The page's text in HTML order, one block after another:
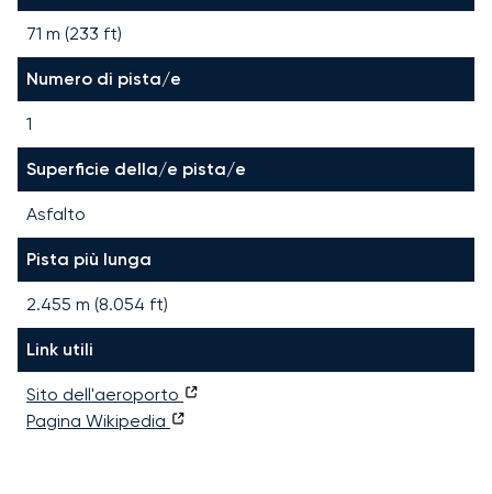
71 m (233 ft)
Numero di pista/e
1
Superficie della/e pista/e
Asfalto
Pista più lunga
2.455 m (8.054 ft)
Link utili
Sito dell'aeroporto
Pagina Wikipedia